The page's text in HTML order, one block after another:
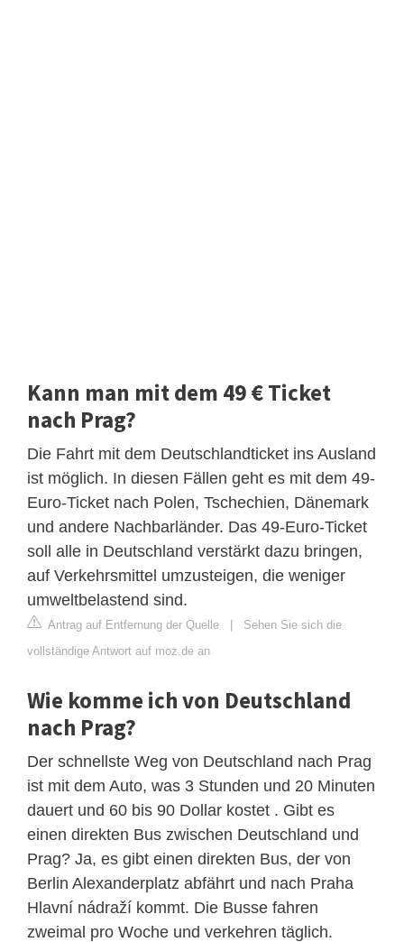
Kann man mit dem 49 € Ticket
nach Prag?
Die Fahrt mit dem Deutschlandticket ins Ausland
ist möglich. In diesen Fällen geht es mit dem 49-
Euro-Ticket nach Polen, Tschechien, Dänemark
und andere Nachbarländer. Das 49-Euro-Ticket
soll alle in Deutschland verstärkt dazu bringen,
auf Verkehrsmittel umzusteigen, die weniger
umweltbelastend sind.
Antrag auf Entfernung der Quelle | Sehen Sie sich die
vollständige Antwort auf moz.de an
Wie komme ich von Deutschland
nach Prag?
Der schnellste Weg von Deutschland nach Prag
ist mit dem Auto, was 3 Stunden und 20 Minuten
dauert und 60 bis 90 Dollar kostet . Gibt es
einen direkten Bus zwischen Deutschland und
Prag? Ja, es gibt einen direkten Bus, der von
Berlin Alexanderplatz abfährt und nach Praha
Hlavní nádraží kommt. Die Busse fahren
zweimal pro Woche und verkehren täglich.